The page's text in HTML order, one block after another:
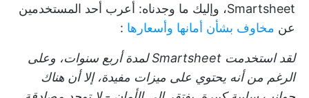
Smartsheet، وإليك ما وجدناه: أعرب أحد المستخدمين
عن مخاوف بشأن أمانها وأسعارها :
لقد استخدمت Smartsheet لمدة أربع سنوات، وعلى
الرغم من أنه يحتوي على ميزات مفيدة، إلا أن هناك